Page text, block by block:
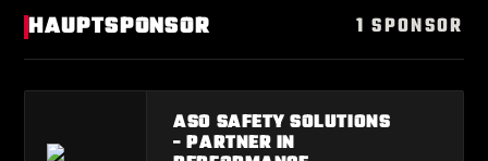
HAUPTSPONSOR 1 SPONSOR
ASO SAFETY SOLUTIONS
- PARTNER IN